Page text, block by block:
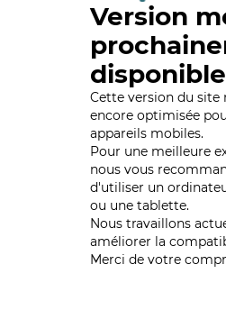
Version
disponible
Cette version du site
encore optimisée
appareils mobiles.
Pour une meilleure
nous vous
d'utiliser un
ou une tablette.
Nous travaillons
améliorer la
Merci de votre